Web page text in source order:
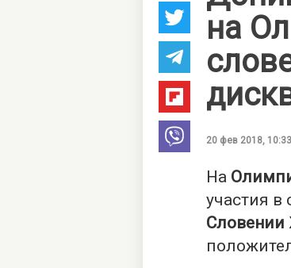
на
20 фев 2018, 10:33
На
участия в
Словении